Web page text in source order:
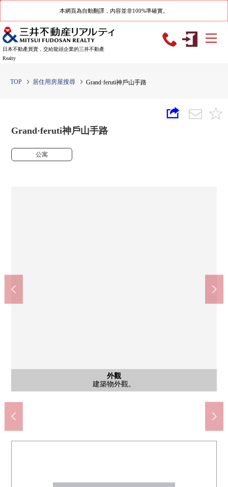
本網頁為自動翻譯，內容並非100%準確實。
日本不動產買賣，交給龍頭企業的三井不動產
Realty
TOP 居住用房屋搜尋 Grand·feruti神戶山手路
Grand·feruti神戶山手路
公寓
外觀
建築物外觀。
客廳
面向適合東南的陽台，陽光良好。
風景
來自適合東南的陽台的風景。
客廳
面向適合東南的陽台，陽光良好。
客廳
面向適合東南的陽台，陽光良好。
客廳
面向適合東南的陽台，陽光良好。
廚房
有洗碗機、凈水器的組合廚房。保養有輕鬆的玻璃TOP爐子。
廚房
有洗碗機、凈水器的組合廚房。保養有輕鬆的玻璃TOP爐子。
公共汽車
有浴室換氣乾燥機的整體衛浴。
洗臉
沒有盥洗台便利的接觸的栓。
廁所
溫水衝洗班次座次廁所。
門口
門口
西式房間
西式房間(約6.0張塌塌米)
西式房間
西式房間(約6.0張塌塌米)
西式房間
西式房間(約6.0張塌塌米)
西式房間
西式房間(約4.5張塌塌米)
風景
來自適合東南的陽台的風景
入口
有防盜門系統的入口
其他
甚至不在時便利的宅配保管櫃
入口
有防盜門系統的入口
停車場
停車場
其他
腳踏車停放處
其他
垃圾站
LIFE下山手店(約260m)
步行4分鐘。
神戶下山手郵局(約380m)
步行5分鐘。
神戶市立山旁邊小學(約520m)
步行7分鐘。
神戶市立神戶生田中學(約560m)
步行7分鐘。